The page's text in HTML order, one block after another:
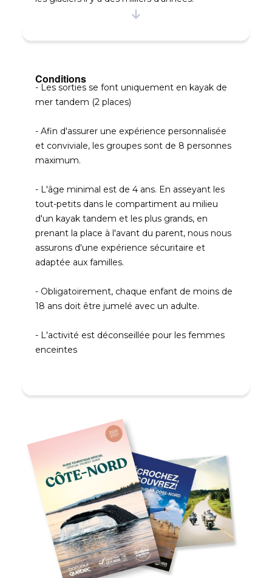
L'activité s'adresse à tous (avec ou sans
3h00 incluant 30 minutes de préparation
terrestre (habillement, ajustement des kayaks,
règles de sécurité), environ 2h15 d'observation
sur l'eau. 15 minutes pour la finalisation
Conditions
- Les sorties se font uniquement en kayak de
mer tandem (2 places)
- Afin d'assurer une expérience personnalisée
et conviviale, les groupes sont de 8 personnes
maximum.
- L'âge minimal est de 4 ans. En asseyant les
tout-petits dans le compartiment au milieu
d'un kayak tandem et les plus grands, en
prenant la place à l'avant du parent, nous nous
assurons d'une expérience sécuritaire et
adaptée aux familles.
- Obligatoirement, chaque enfant de moins de
18 ans doit être jumelé avec un adulte.
- L'activité est déconseillée pour les femmes
enceintes